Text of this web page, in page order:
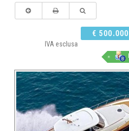
€ 500.000
IVA esclusa